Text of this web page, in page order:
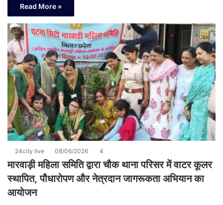
Read More »
24city live 08/06/2026 4
मारवाड़ी महिला समिति द्वारा चौक थाना परिसर में वाटर कूलर
स्थापित, पौधारोपण और नेत्रदान जागरूकता अभियान का
आयोजन